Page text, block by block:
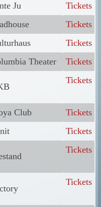
Ju
Tickets
Tickets
Tickets
Theater Tickets
Tickets
Club
Tickets
Tickets
Tickets
Tickets